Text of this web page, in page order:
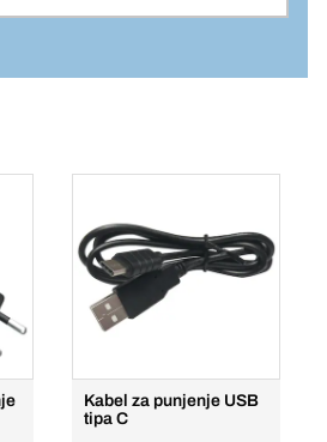
artikla: 1030263
Jedinična cijena/ST
Komada
u košaricu
Kabel za punjenje USB
tipa C